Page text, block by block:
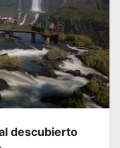
descubierto